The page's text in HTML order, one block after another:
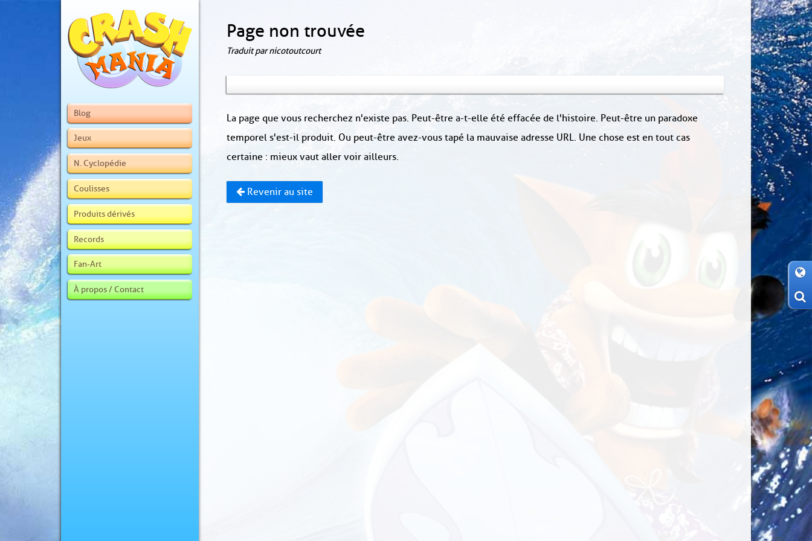
Blog
Jeux
N. Cyclopédie
Coulisses
Produits dérivés
Records
Fan-Art
À propos / Contact
Page non trouvée
Traduit par nicotoutcourt
La page que vous recherchez n'existe pas. Peut-être a-t-elle été effacée de l'histoire. Peut-être un paradoxe
temporel s'est-il produit. Ou peut-être avez-vous tapé la mauvaise adresse URL. Une chose est en tout cas
certaine : mieux vaut aller voir ailleurs.
Revenir au site